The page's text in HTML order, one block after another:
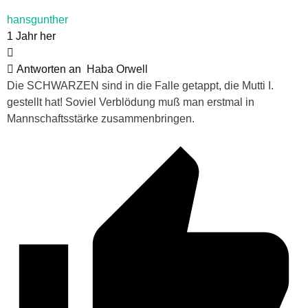
hansgunther
1 Jahr her
Antworten an
Haba Orwell
Die SCHWARZEN sind in die Falle getappt, die Mutti I.
gestellt hat! Soviel Verblödung muß man erstmal in
Mannschaftsstärke zusammenbringen.